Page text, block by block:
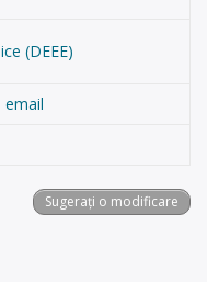
(DEEE)
email
Sugerați o modificare